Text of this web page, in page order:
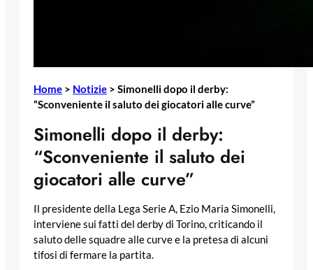
Home > Notizie > Simonelli dopo il derby:
“Sconveniente il saluto dei giocatori alle curve”
Simonelli dopo il derby:
“Sconveniente il saluto dei
giocatori alle curve”
Il presidente della Lega Serie A, Ezio Maria Simonelli,
interviene sui fatti del derby di Torino, criticando il
saluto delle squadre alle curve e la pretesa di alcuni
tifosi di fermare la partita.